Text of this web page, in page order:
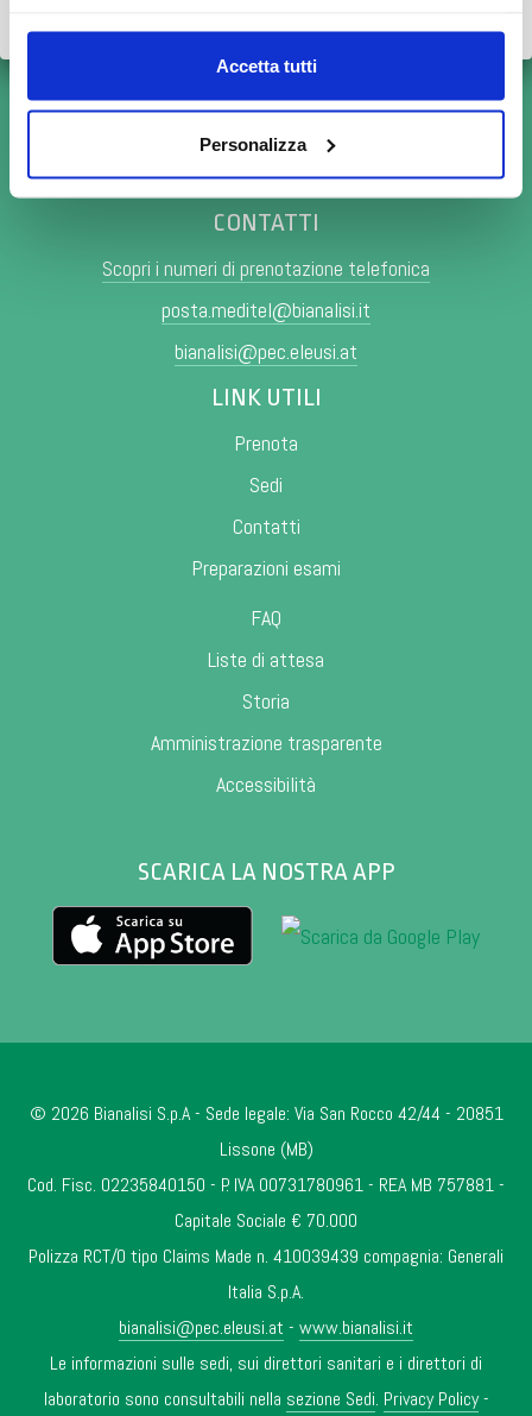
Accetta tutti
Personalizza
CONTATTI
Scopri i numeri di prenotazione telefonica
posta.meditel@bianalisi.it
bianalisi@pec.eleusi.at
LINK UTILI
Prenota
Sedi
Contatti
Preparazioni esami
FAQ
Liste di attesa
Storia
Amministrazione trasparente
Accessibilità
SCARICA LA NOSTRA APP
© 2026 Bianalisi S.p.A - Sede legale: Via San Rocco 42/44 - 20851
Lissone (MB)
Cod. Fisc. 02235840150 - P. IVA 00731780961 - REA MB 757881 -
Capitale Sociale € 70.000
Polizza RCT/O tipo Claims Made n. 410039439 compagnia: Generali
Italia S.p.A.
bianalisi@pec.eleusi.at - www.bianalisi.it
Le informazioni sulle sedi, sui direttori sanitari e i direttori di
laboratorio sono consultabili nella sezione Sedi. Privacy Policy-